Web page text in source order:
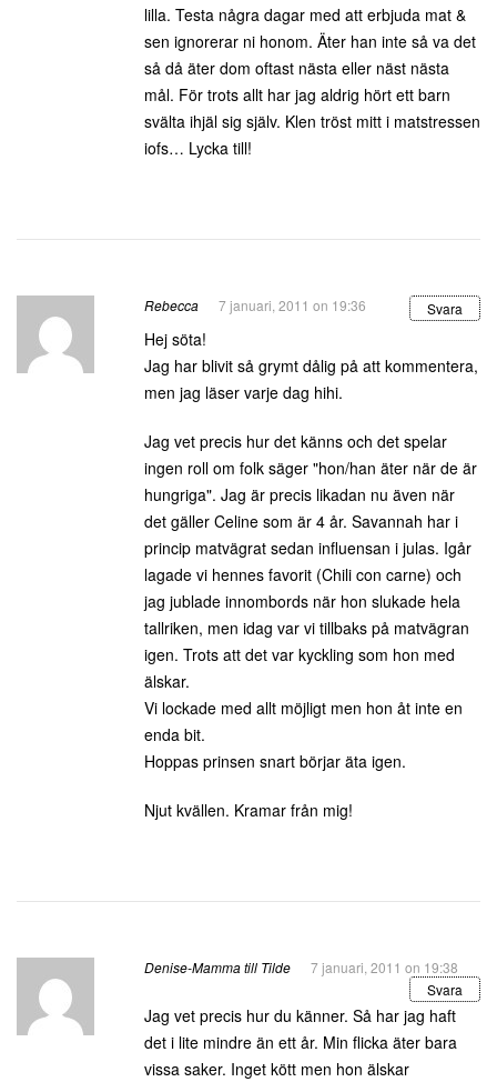
lilla. Testa några dagar med att erbjuda mat &
sen ignorerar ni honom. Äter han inte så va det
så då äter dom oftast nästa eller näst nästa
mål. För trots allt har jag aldrig hört ett barn
svälta ihjäl sig själv. Klen tröst mitt i matstressen
iofs… Lycka till!
Rebecca 7 januari, 2011 on 19:36 Svara
Hej söta!
Jag har blivit så grymt dålig på att kommentera,
men jag läser varje dag hihi.
Jag vet precis hur det känns och det spelar
ingen roll om folk säger "hon/han äter när de är
hungriga". Jag är precis likadan nu även när
det gäller Celine som är 4 år. Savannah har i
princip matvägrat sedan influensan i julas. Igår
lagade vi hennes favorit (Chili con carne) och
jag jublade innombords när hon slukade hela
tallriken, men idag var vi tillbaks på matvägran
igen. Trots att det var kyckling som hon med
älskar.
Vi lockade med allt möjligt men hon åt inte en
enda bit.
Hoppas prinsen snart börjar äta igen.
Njut kvällen. Kramar från mig!
Denise-Mamma till Tilde
7 januari, 2011 on 19:38
Svara
Jag vet precis hur du känner. Så har jag haft
det i lite mindre än ett år. Min flicka äter bara
vissa saker. Inget kött men hon älskar